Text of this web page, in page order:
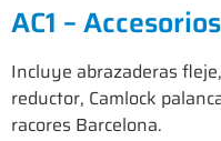
AC1 –
Incluye abrazaderas
reductor, Camlock
racores Barcelona.